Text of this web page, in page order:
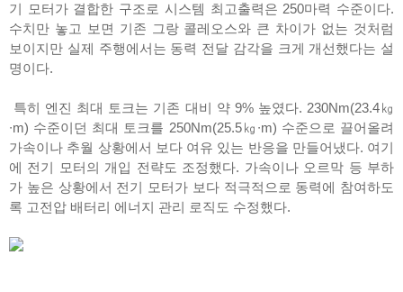
기 모터가 결합한 구조로 시스템 최고출력은 250마력 수준이다.
수치만 놓고 보면 기존 그랑 콜레오스와 큰 차이가 없는 것처럼
보이지만 실제 주행에서는 동력 전달 감각을 크게 개선했다는 설
명이다.
특히 엔진 최대 토크는 기존 대비 약 9% 높였다. 230Nm(23.4㎏
∙m) 수준이던 최대 토크를 250Nm(25.5㎏∙m) 수준으로 끌어올려
가속이나 추월 상황에서 보다 여유 있는 반응을 만들어냈다. 여기
에 전기 모터의 개입 전략도 조정했다. 가속이나 오르막 등 부하
가 높은 상황에서 전기 모터가 보다 적극적으로 동력에 참여하도
록 고전압 배터리 에너지 관리 로직도 수정했다.